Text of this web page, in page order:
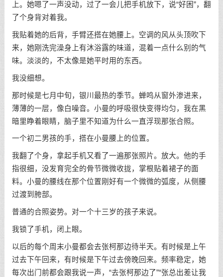
上。她嗯了一声没动，过了一会儿把手机放下，说“好困”，翻
了个身背对着我。
我贴着她的后背，手臂还搭在她腰上。空调的风从头顶吹下
来，她刚洗完澡身上有沐浴露的味道，混着一点什么别的气
味。淡淡的，不太像是她平时用的东西。
我没细想。
那时候是七月中旬，银川最热的季节。蝉鸣从窗外渗进来，
薄薄的一层，像白噪音。小曼的呼吸很快变得均匀，我在黑
暗里睁着眼睛，脑子里不知道为什么一直浮现那张合照。
一个初二男孩的手，搭在小曼腰上的位置。
我翻了个身，拿起手机又看了一遍那张照片。放大。他的手
指很细，没发育完全的骨节微微收拢，掌根贴着裙子的面
料。小曼的腰线在那个位置刚好有一个微微的弧度，从侧腰
过渡到胯部。
普通的合照姿势。对一个十三岁的孩子来说。
我锁了手机，闭上眼。
以后的每个周末小曼都会去张柯那边待半天。有时候是上午
过去下午回来，有时候是下午过去傍晚回来。频率稳定，她
每次出门前都会跟我说一声，“去张柯那边了”“张总出差让我